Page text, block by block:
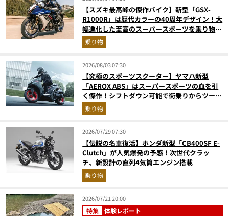
【スズキ最高峰の傑作バイク】新型「GSX-
R1000R」は歴代カラーの40周年デザイン！大
幅進化した至高のスーパースポーツを乗り物ラ
イターが解説
乗り物
2026/08/03 07:30
【究極のスポーツスクーター】ヤマハ新型
「AEROX ABS」はスーパースポーツの血を引
く傑作！シフトダウン可能で街乗りからツーリ
ングまで最強
乗り物
2026/07/29 07:30
【伝説の名車復活】ホンダ新型「CB400SF E-
Clutch」が人気爆発の予感！次世代クラッ
チ、新設計の直列4気筒エンジン搭載
乗り物
2026/07/21 20:00
特集 体験レポート